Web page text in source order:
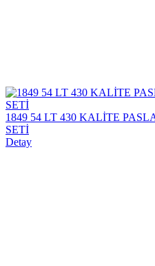
1849 54 LT 430 KALİTE
SETİ
Detay